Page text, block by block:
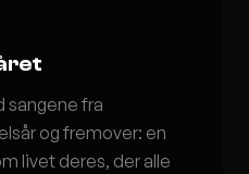
sangene fra
og fremover: en
livet deres, der alle